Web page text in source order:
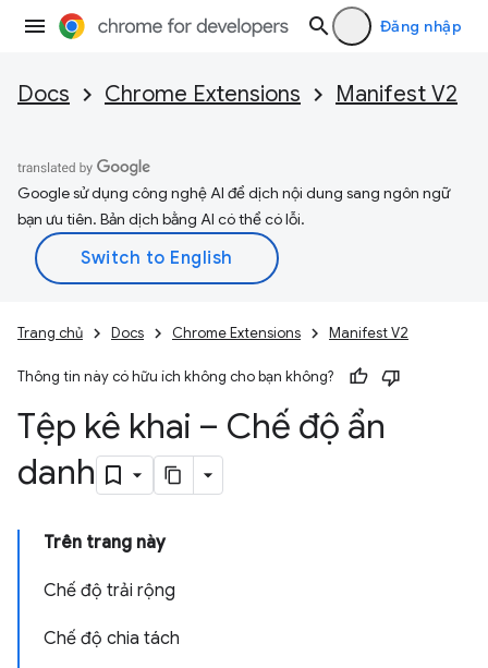
Đăng nhập
Docs Chrome Extensions Manifest V2
Google sử dụng công nghệ AI để dịch nội dung sang ngôn ngữ
bạn ưu tiên. Bản dịch bằng AI có thể có lỗi.
Trang chủ Docs Chrome Extensions Manifest V2
Thông tin này có hữu ích không cho bạn không?
Tệp kê khai – Chế độ ẩn
danh
Trên trang này
Chế độ trải rộng
Chế độ chia tách